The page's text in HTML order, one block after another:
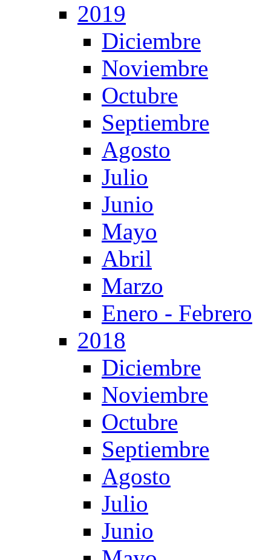
2019
Diciembre
Noviembre
Octubre
Septiembre
Agosto
Julio
Junio
Mayo
Abril
Marzo
Enero - Febrero
2018
Diciembre
Noviembre
Octubre
Septiembre
Agosto
Julio
Junio